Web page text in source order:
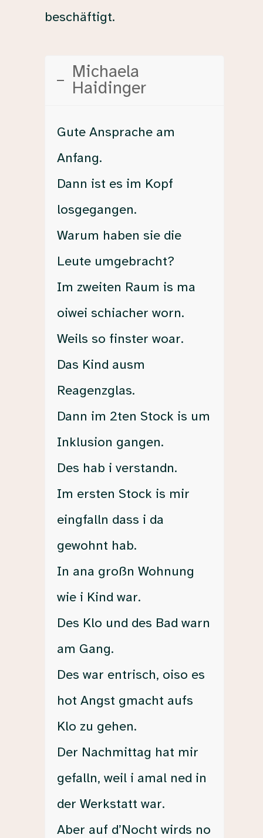
beschäftigt.
Michaela
Haidinger
Gute Ansprache am
Anfang.
Dann ist es im Kopf
losgegangen.
Warum haben sie die
Leute umgebracht?
Im zweiten Raum is ma
oiwei schiacher worn.
Weils so finster woar.
Das Kind ausm
Reagenzglas.
Dann im 2ten Stock is um
Inklusion gangen.
Des hab i verstandn.
Im ersten Stock is mir
eingfalln dass i da
gewohnt hab.
In ana großn Wohnung
wie i Kind war.
Des Klo und des Bad warn
am Gang.
Des war entrisch, oiso es
hot Angst gmacht aufs
Klo zu gehen.
Der Nachmittag hat mir
gefalln, weil i amal ned in
der Werkstatt war.
Aber auf d’Nocht wirds no